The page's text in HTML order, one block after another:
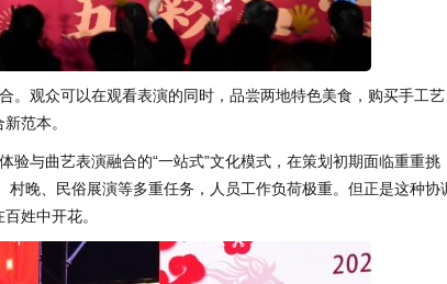
。观众可以在观看表演的同时，品尝两地特色美食，购买手工艺
范本。
与曲艺表演融合的“一站式”文化模式，在策划初期面临重重挑
晚、民俗展演等多重任务，人员工作负荷极重。但正是这种协
姓中开花。